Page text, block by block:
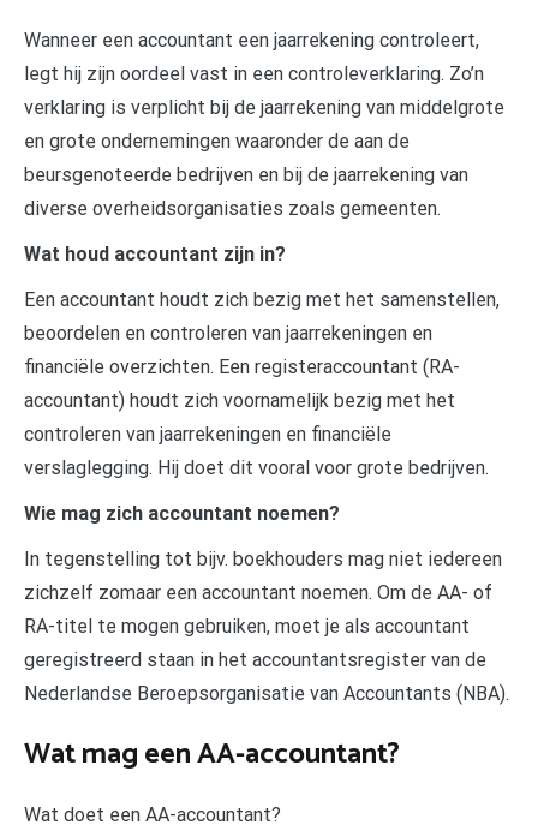
Wanneer een accountant een jaarrekening controleert,
legt hij zijn oordeel vast in een controleverklaring. Zo’n
verklaring is verplicht bij de jaarrekening van middelgrote
en grote ondernemingen waaronder de aan de
beursgenoteerde bedrijven en bij de jaarrekening van
diverse overheidsorganisaties zoals gemeenten.
Wat houd accountant zijn in?
Een accountant houdt zich bezig met het samenstellen,
beoordelen en controleren van jaarrekeningen en
financiële overzichten. Een registeraccountant (RA-
accountant) houdt zich voornamelijk bezig met het
controleren van jaarrekeningen en financiële
verslaglegging. Hij doet dit vooral voor grote bedrijven.
Wie mag zich accountant noemen?
In tegenstelling tot bijv. boekhouders mag niet iedereen
zichzelf zomaar een accountant noemen. Om de AA- of
RA-titel te mogen gebruiken, moet je als accountant
geregistreerd staan in het accountantsregister van de
Nederlandse Beroepsorganisatie van Accountants (NBA).
Wat mag een AA-accountant?
Wat doet een AA-accountant?